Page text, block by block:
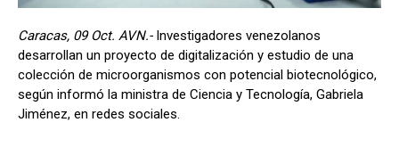
Caracas, 09 Oct. AVN.- Investigadores venezolanos
desarrollan un proyecto de digitalización y estudio de una
colección de microorganismos con potencial biotecnológico,
según informó la ministra de Ciencia y Tecnología, Gabriela
Jiménez, en redes sociales.